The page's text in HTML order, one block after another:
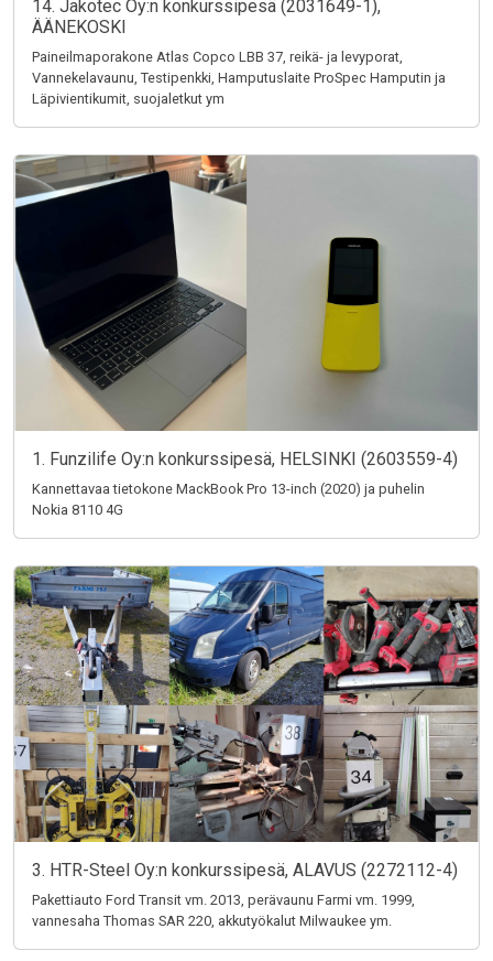
14. Jakotec Oy:n konkurssipesä (2031649-1),
ÄÄNEKOSKI
Paineilmaporakone Atlas Copco LBB 37, reikä- ja levyporat,
Vannekelavaunu, Testipenkki, Hamputuslaite ProSpec Hamputin ja
Läpivientikumit, suojaletkut ym
1. Funzilife Oy:n konkurssipesä, HELSINKI (2603559-4)
Kannettavaa tietokone MackBook Pro 13-inch (2020) ja puhelin
Nokia 8110 4G
3. HTR-Steel Oy:n konkurssipesä, ALAVUS (2272112-4)
Pakettiauto Ford Transit vm. 2013, perävaunu Farmi vm. 1999,
vannesaha Thomas SAR 220, akkutyökalut Milwaukee ym.